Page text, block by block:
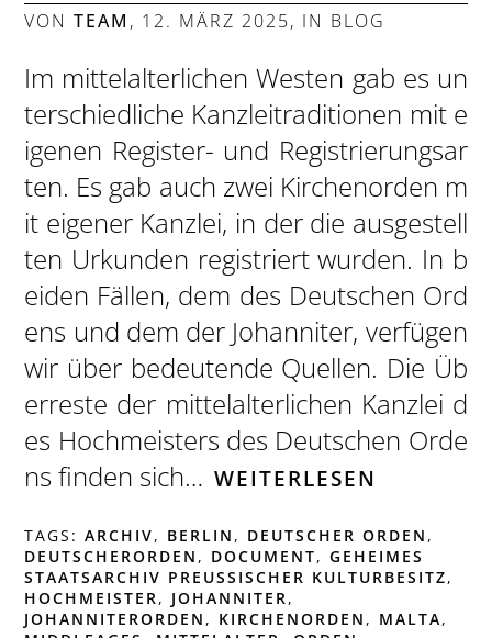
VONTEAM , 12. MÄRZ 2025, IN BLOG
Im mittelalterlichen Westen gab es un
terschiedliche Kanzleitraditionen mit e
igenen Register- und Registrierungsar
ten. Es gab auch zwei Kirchenorden m
it eigener Kanzlei, in der die ausgestell
ten Urkunden registriert wurden. In b
eiden Fällen, dem des Deutschen Ord
ens und dem der Johanniter, verfügen
wir über bedeutende Quellen. Die Üb
erreste der mittelalterlichen Kanzlei d
es Hochmeisters des Deutschen Orde
ns finden sich… WEITERLESEN
TAGS:ARCHIV, BERLIN , DEUTSCHER ORDEN ,
DEUTSCHERORDEN , DOCUMENT,GEHEIMES
STAATSARCHIV PREUSSISCHER KULTURBESITZ ,
HOCHMEISTER , JOHANNITER ,
JOHANNITERORDEN , KIRCHENORDEN , MALTA,